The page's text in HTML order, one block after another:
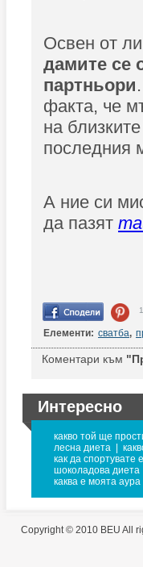
Освен от
дамите се
партньори
факта, че
на
последния
А ние си
да пазят
Елементи: сватба,
Коментари към
Интересно
какво той ще
лесна диета
как да спортувате
шоколадова диета
каква е моята аура
Copyright © 2010 BEU All